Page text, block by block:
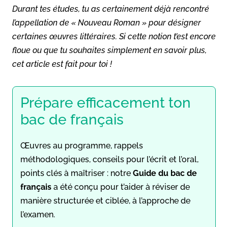
Durant tes études, tu as certainement déjà rencontré
l’appellation de « Nouveau Roman » pour désigner
certaines œuvres littéraires. Si cette notion t’est encore
floue ou que tu souhaites simplement en savoir plus,
cet article est fait pour toi !
Prépare efficacement ton
bac de français
Œuvres au programme, rappels
méthodologiques, conseils pour l’écrit et l’oral,
points clés à maîtriser : notre Guide du bac de
français a été conçu pour t’aider à réviser de
manière structurée et ciblée, à l’approche de
l’examen.